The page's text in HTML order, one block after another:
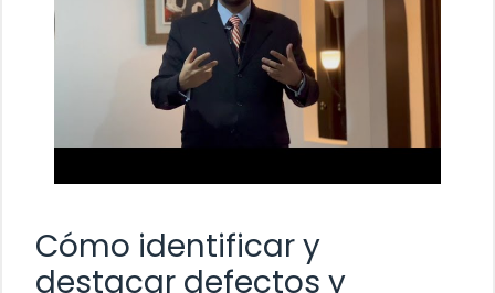
Cómo identificar y
destacar defectos y